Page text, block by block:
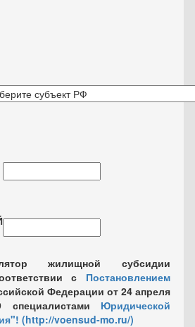
жилищной субсидии
с Постановлением
Федерации от 24 апреля
специалистами Юридической
(http://voensud-mo.ru/)